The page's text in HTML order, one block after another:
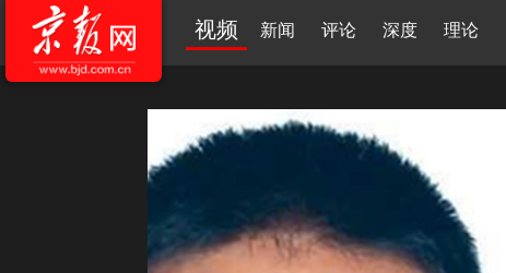
视频 新闻 评论 深度 理论